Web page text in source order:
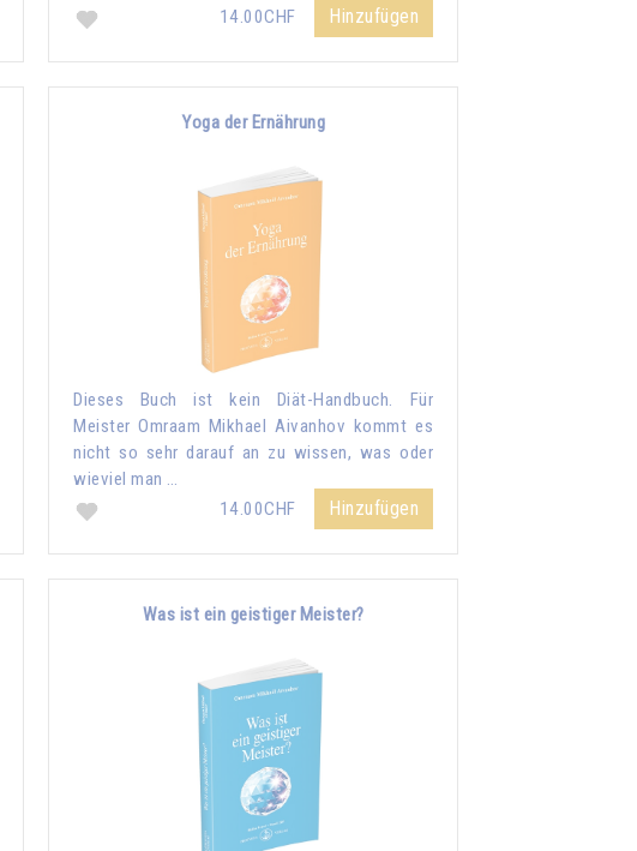
14.00CHF
Hinzufügen
Yoga der Ernährung
Dieses Buch ist kein Diät-Handbuch. Für
Meister Omraam Mikhael Aivanhov kommt es
nicht so sehr darauf an zu wissen, was oder
wieviel man …
14.00CHF
Hinzufügen
Was ist ein geistiger Meister?